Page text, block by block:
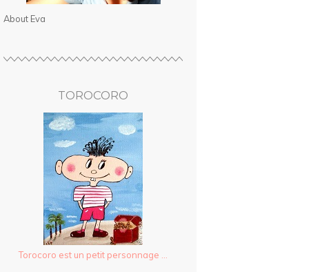
About Eva
TOROCORO
Torocoro est un petit personnage ...